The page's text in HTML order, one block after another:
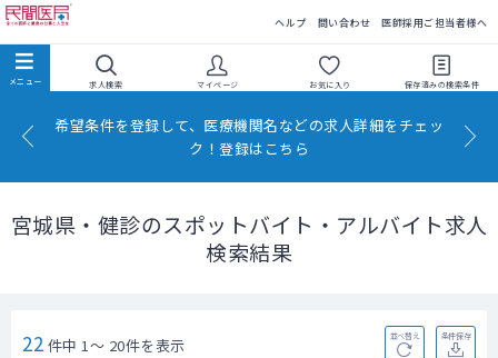
ヘルプ 問い合わせ 医師採用ご担当者様へ
求人検索 マイページ お気に入り 保存済みの検索条件
希望条件を登録して、医療機関名などの求人詳細をチェッ
ク！登録はこちら
宮城県・健診のスポットバイト・アルバイト求人
検索結果
22 件中 1～ 20件を表示 並べ替え 条件保存